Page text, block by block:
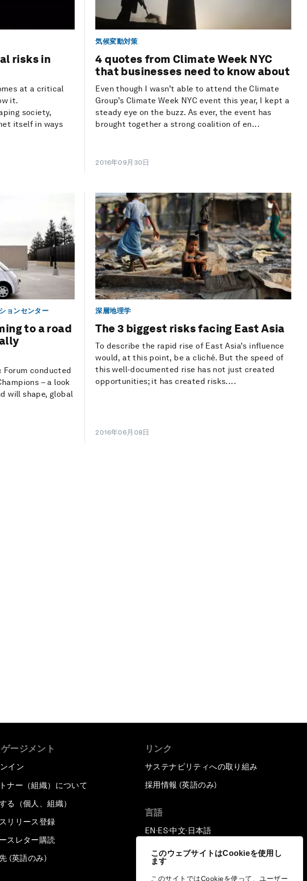
このウェブサイトはCookieを使用し
ます
このサイトではCookieを使って、ユーザー
risks in
at a critical
it.
society,
itself in ways
気候変動対策
4 quotes from Climate Week NYC
that businesses need to know about
Even though I wasn’t able to attend the Climate
Group’s Climate Week NYC event this year, I kept a
steady eye on the buzz. As ever, the event has
brought together a strong coalition of en...
2016年09月30日
ョンセンター
to a road
Forum conducted
– a look
will shape, global
深層地理学
The 3 biggest risks facing East Asia
To describe the rapid rise of East Asia's influence
would, at this point, be a cliché. But the speed of
this well-documented rise has not just created
opportunities; it has created risks....
2016年06月08日
ージメント
イン
ナー（組織）について
る（個人、組織）
リリース登録
スレター購読
(英語のみ)
リンク
サステナビリティへの取り組み
採用情報 (英語のみ)
言語
EN ▪ES▪中文▪ 日本語